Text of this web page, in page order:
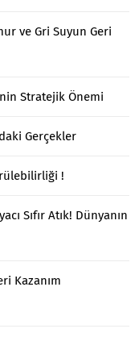
ve Gri Suyun Geri
Stratejik Önemi
Gerçekler
!
Sıfır Atık! Dünyanın
Kazanım